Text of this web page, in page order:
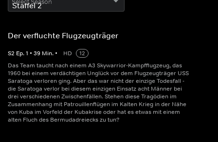
Select Season
Der verfluchte Flugzeugträger
S2 Ep.1 • 39 Min. • HD
12
Das Team taucht nach einem A3 Skywarrior-Kampfflugzeug, das
1960 bei einem verdächtigen Unglück vor dem Flugzeugträger USS
Saratoga verloren ging. Aber das war nicht der einzige Todesfall -
die Saratoga verlor bei diesem einzigen Einsatz acht Männer bei
drei verschiedenen Zwischenfällen. Stehen diese Tragödien im
Zusammenhang mit Patrouillenflügen im Kalten Krieg in der Nähe
von Kuba im Vorfeld der Kubakrise oder hat es etwas mit einem
alten Fluch des Bermudadreiecks zu tun?